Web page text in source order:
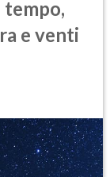
e venti